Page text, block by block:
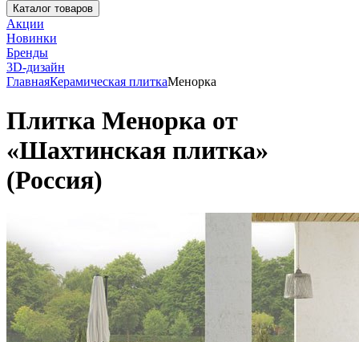
Каталог товаров
Акции
Новинки
Бренды
3D-дизайн
ГлавнаяКерамическая плиткаМенорка
Плитка Менорка от
«Шахтинская плитка»
(Россия)